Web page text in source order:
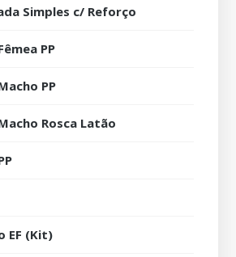
Simples c/ Reforço
PP
PP
Rosca Latão
EF (Kit)